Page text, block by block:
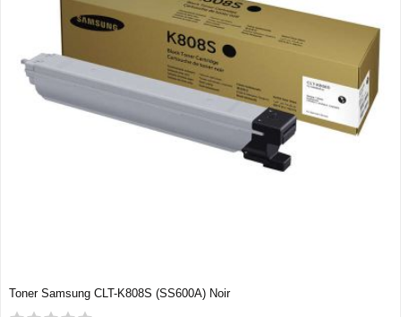
Toner Samsung CLT-K808S (SS600A) Noir